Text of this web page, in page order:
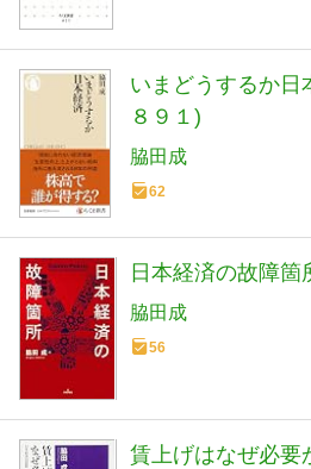
いまどうするか日
８９１)
脇田成
62
日本経済の故障箇
脇田成
56
賃上げはなぜ必要